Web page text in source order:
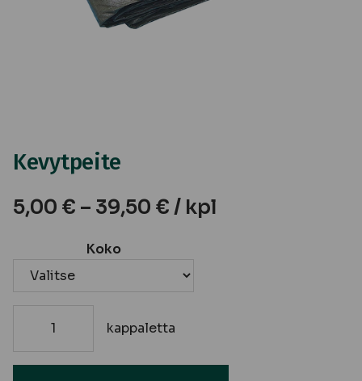
Kevytpeite
5,00 € – 39,50 € / kpl
Koko
Kevytpeite
kappaletta